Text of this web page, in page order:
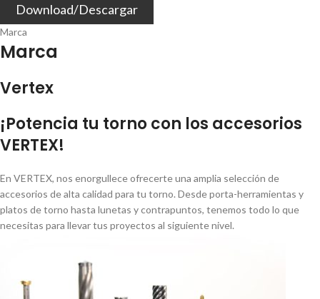
Download/Descargar
Marca
Marca
Vertex
¡Potencia tu torno con los accesorios
VERTEX!
En VERTEX, nos enorgullece ofrecerte una amplia selección de
accesorios de alta calidad para tu torno. Desde porta-herramientas y
platos de torno hasta lunetas y contrapuntos, tenemos todo lo que
necesitas para llevar tus proyectos al siguiente nivel.